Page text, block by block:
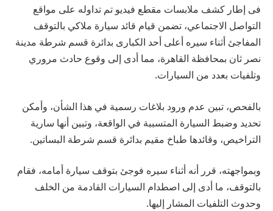
فى إطار كشف ملابسات مقطع فيديو تم تداوله على مواقع
التواصل الاجتماعي، تضمن قيام قائد سيارة ملاكي بالتوقف
المفاجئ أثناء سيره أعلى أحد الكبارى بدائرة قسم شرطة مدينة
نصر ثان بمحافظة القاهرة، مما أدى إلى وقوع حادث مروري
وتلفيات بعدد من السيارات.
بالفحص، تبين عدم ورود بلاغات رسمية في هذا الشأن، وأمكن
تحديد وضبط السيارة المتسببة في الواقعة، وتبين أنها سارية
التراخيص، وقائدها طباخ مقيم بدائرة قسم شرطة البساتين.
وبمواجهته، قرر أنه أثناء سيره فوجئ بتوقف سيارة أمامه، فقام
بالتوقف، ما أدى إلى اصطدام السيارات القادمة من الخلف
وحدوث التلفيات المشار إليها.